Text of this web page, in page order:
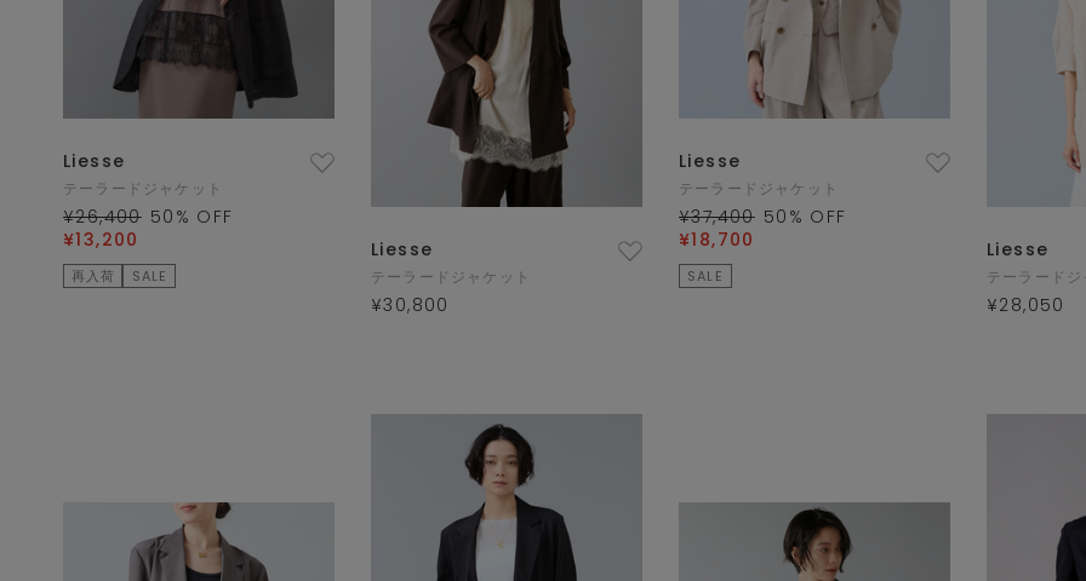
Liesse
テーラードジャケット
¥26,400 50 % OFF
¥13,200
再入荷 SALE
Liesse
テーラードジャケット
¥30,800
Liesse
テーラードジャケット
¥37,400 50 % OFF
¥18,700
SALE
Liesse
テーラード
¥28,050